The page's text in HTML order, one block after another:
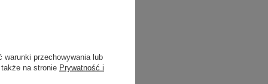
warunki przechowywania lub
na stronie Prywatność i